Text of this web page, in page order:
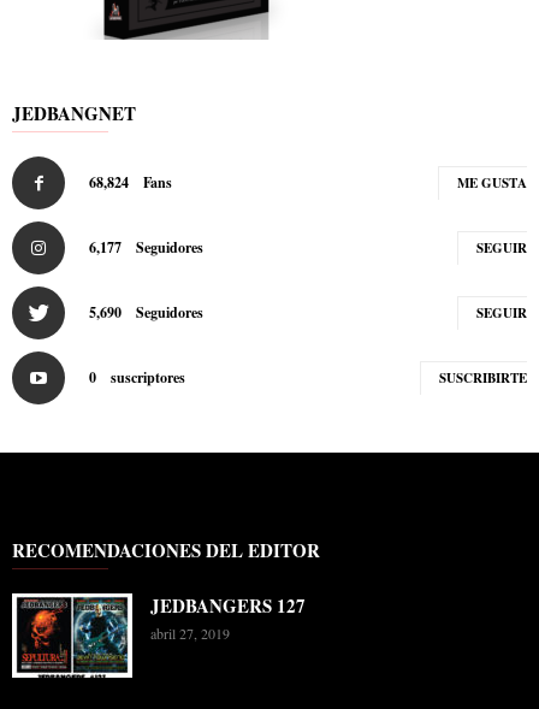
JEDBANGNET
68,824 Fans ME GUSTA
6,177 Seguidores SEGUIR
5,690 Seguidores SEGUIR
0 suscriptores SUSCRIBIRTE
RECOMENDACIONES DEL EDITOR
JEDBANGERS 127
abril 27, 2019